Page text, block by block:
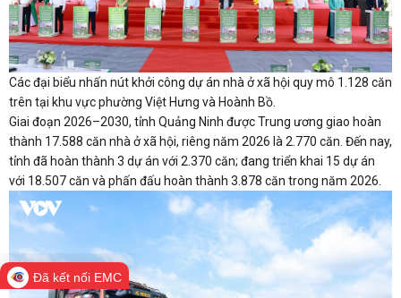
Các đại biểu nhấn nút khởi công dự án nhà ở xã hội quy mô 1.128 căn
trên tại khu vực phường Việt Hưng và Hoành Bồ.
Giai đoạn 2026–2030, tỉnh Quảng Ninh được Trung ương giao hoàn
thành 17.588 căn nhà ở xã hội, riêng năm 2026 là 2.770 căn. Đến nay,
tỉnh đã hoàn thành 3 dự án với 2.370 căn; đang triển khai 15 dự án
với 18.507 căn và phấn đấu hoàn thành 3.878 căn trong năm 2026.
Đã kết nối EMC